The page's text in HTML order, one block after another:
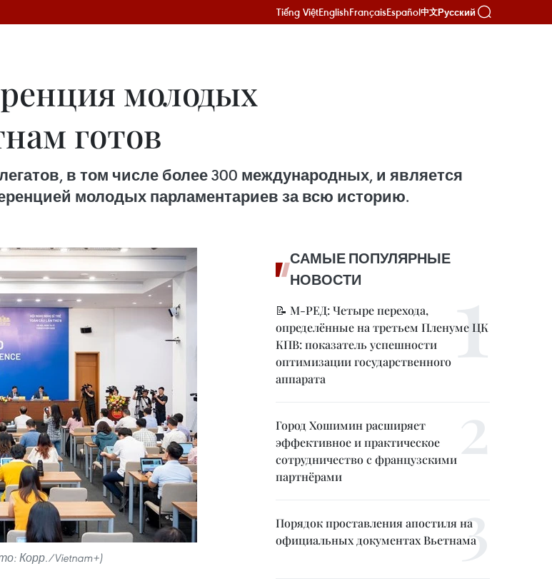
Tiếng ViệtEnglishFrançaisEspañol中文Русский
молодых
готов
в том числе более 300 международных, и является
молодых парламентариев за всю историю.
Корр./Vietnam+)
САМЫЕ ПОПУЛЯРНЫЕ
НОВОСТИ
📝 М-РЕД: Четыре перехода,
определённые на третьем Пленуме ЦК
КПВ: показатель успешности
оптимизации государственного
аппарата
Город Хошимин расширяет
эффективное и практическое
сотрудничество с французскими
партнёрами
Порядок проставления апостиля на
официальных документах Вьетнама